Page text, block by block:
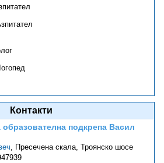
Контакти
подкрепа Васил
, Пресечена скала, Троянско шосе